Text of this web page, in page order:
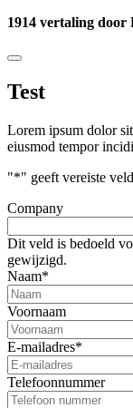
1914 vertaling door
Test
Lorem ipsum dolor
eiusmod tempor
"*" geeft vereiste
Company
Dit veld is bedoeld
gewijzigd.
Naam*
Voornaam
E-mailadres*
Telefoonnummer